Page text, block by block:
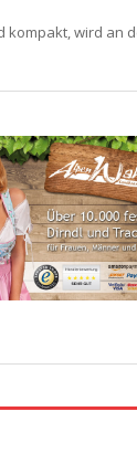
kompakt, wird an